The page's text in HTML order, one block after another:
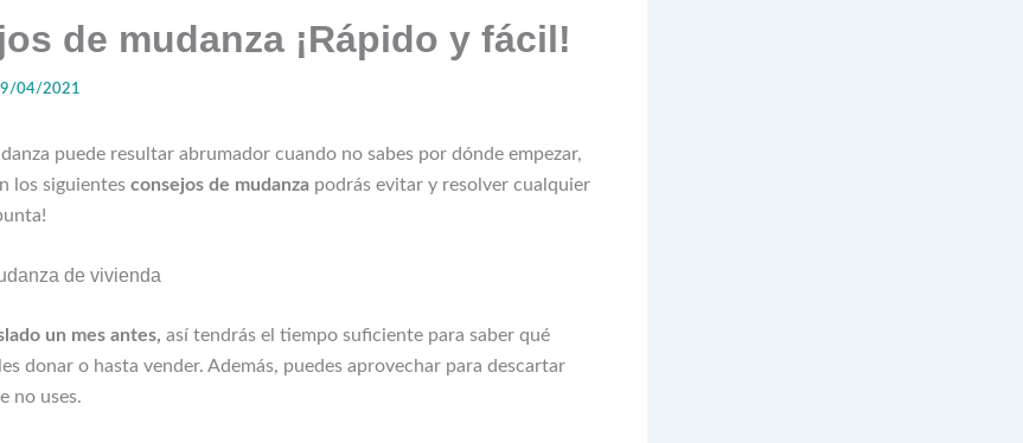
de mudanza ¡Rápido y fácil!
04/2021
puede resultar abrumador cuando no sabes por dónde empezar,
los siguientes consejos de mudanza podrás evitar y resolver cualquier
de vivienda
un mes antes, así tendrás el tiempo suficiente para saber qué
donar o hasta vender. Además, puedes aprovechar para descartar
no uses.